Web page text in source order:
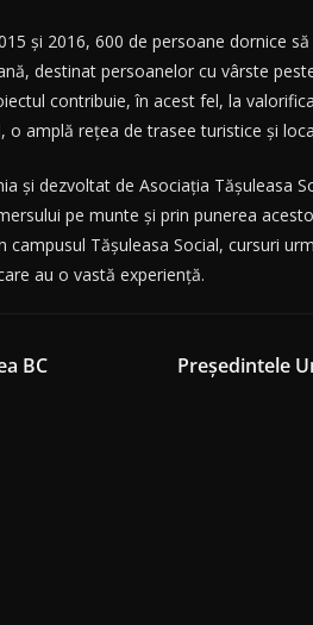
şi 2016, 600 de persoane dornice
destinat persoanelor cu vârste
contribuie, în acest fel, la
amplă reţea de trasee turistice şi
şi dezvoltat de Asociaţia Tăşuleasa
pe munte şi prin punerea
Tăşuleasa Social, cursuri
au o vastă experienţă.
BC
Președintele